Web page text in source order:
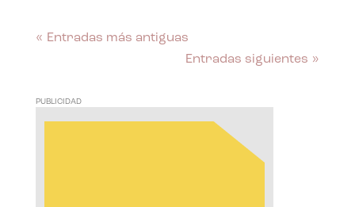
« Entradas más antiguas
Entradas siguientes »
PUBLICIDAD